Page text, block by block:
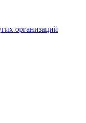
организаций